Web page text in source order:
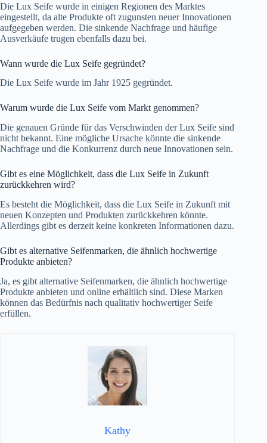
Die Lux Seife wurde in einigen Regionen des Marktes
eingestellt, da alte Produkte oft zugunsten neuer Innovationen
aufgegeben werden. Die sinkende Nachfrage und häufige
Ausverkäufe trugen ebenfalls dazu bei.
Wann wurde die Lux Seife gegründet?
Die Lux Seife wurde im Jahr 1925 gegründet.
Warum wurde die Lux Seife vom Markt genommen?
Die genauen Gründe für das Verschwinden der Lux Seife sind
nicht bekannt. Eine mögliche Ursache könnte die sinkende
Nachfrage und die Konkurrenz durch neue Innovationen sein.
Gibt es eine Möglichkeit, dass die Lux Seife in Zukunft
zurückkehren wird?
Es besteht die Möglichkeit, dass die Lux Seife in Zukunft mit
neuen Konzepten und Produkten zurückkehren könnte.
Allerdings gibt es derzeit keine konkreten Informationen dazu.
Gibt es alternative Seifenmarken, die ähnlich hochwertige
Produkte anbieten?
Ja, es gibt alternative Seifenmarken, die ähnlich hochwertige
Produkte anbieten und online erhältlich sind. Diese Marken
können das Bedürfnis nach qualitativ hochwertiger Seife
erfüllen.
Kathy